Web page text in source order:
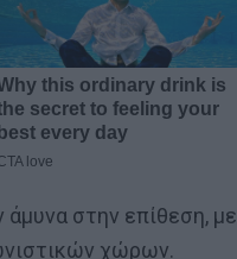
άμυνα στην επίθεση, με
χώρων.